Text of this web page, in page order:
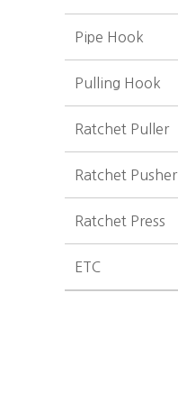
Pipe Hook
Pulling Hook
Ratchet Puller
Ratchet Pusher
Ratchet Press
ETC